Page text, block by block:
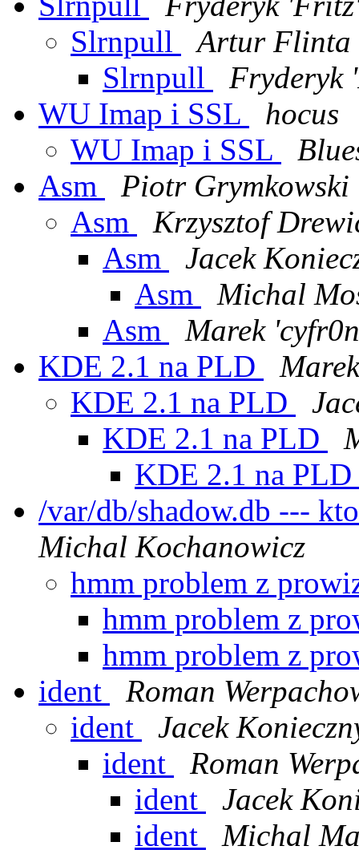
Slrnpull
Artur Flinta
Slrnpull
Fryderyk
WU Imap i SSL
hocus
WU Imap i SSL
Asm
Piotr Grymkowski
Asm
Krzysztof
Asm
Jacek
Asm
Michal
Asm
Marek
KDE 2.1 na PLD
KDE 2.1 na PLD
KDE 2.1 na PLD
KDE 2.1 na PLD
/var/db/shadow.db ---
Michal Kochanowicz
hmm problem z
hmm problem z
hmm problem z
ident
Roman
ident
Jacek
ident
Roman
ident
Jacek
ident
Michal